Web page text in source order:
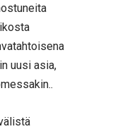
uusi asia,